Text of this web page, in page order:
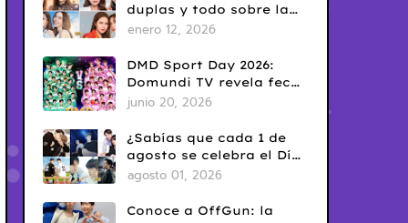
duplas y todo sobre la
saga GL antes de su
enero 12, 2026
DMD Sport Day 2026:
Domundi TV revela fecha
y temática
junio 20, 2026
¿Sabías que cada 1 de
agosto se celebra el Día
del Yaoi? Así nació una
conocidas del fandom
agosto 01, 2026
Conoce a OffGun: la